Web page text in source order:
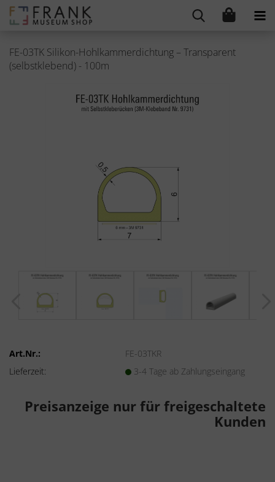
FE-03TK Silikon-Hohlkammerdichtung – Transparent
(selbstklebend) - 100m
Art.Nr.:
FE-03TKR
Lieferzeit:
3-4 Tage ab Zahlungseingang
Preisanzeige nur für freigeschaltete
Kunden